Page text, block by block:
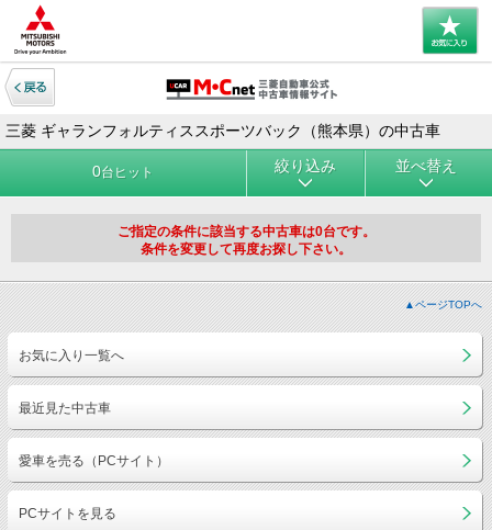
三菱 ギャランフォルティススポーツバック（熊本県）の中古車
0台ヒット 絞り込み 並べ替え
ご指定の条件に該当する中古車は0台です。
条件を変更して再度お探し下さい。
▲ページTOPへ
お気に入り一覧へ
最近見た中古車
愛車を売る（PCサイト）
PCサイトを見る